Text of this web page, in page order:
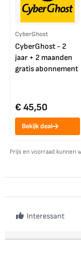
CyberGhost
CyberGhost - 2
jaar + 2 maanden
gratis abonnement
€ 45,50
Bekijk deal
Prijs en voorraad kunnen
Interessant